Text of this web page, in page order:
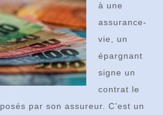
à une
assurance-
vie, un
épargnant
signe un
contrat le
par son assureur. C’est un